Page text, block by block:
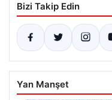
Bizi Takip Edin
Yan Manşet